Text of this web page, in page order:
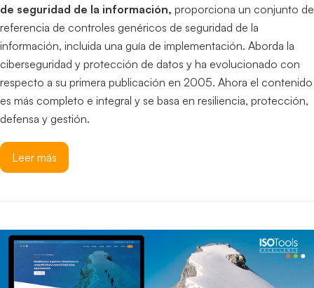
de seguridad de la información, proporciona un conjunto de
referencia de controles genéricos de seguridad de la
información, incluida una guía de implementación. Aborda la
ciberseguridad y protección de datos y ha evolucionado con
respecto a su primera publicación en 2005. Ahora el contenido
es más completo e integral y se basa en resiliencia, protección,
defensa y gestión.
Leer más